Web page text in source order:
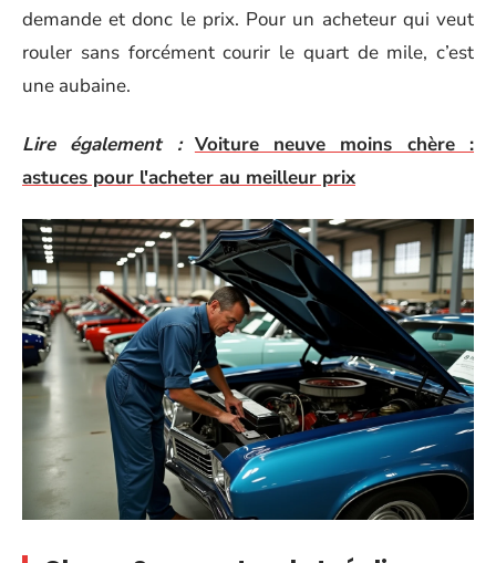
demande et donc le prix. Pour un acheteur qui veut
rouler sans forcément courir le quart de mile, c’est
une aubaine.
Lire également : Voiture neuve moins chère :
astuces pour l'acheter au meilleur prix